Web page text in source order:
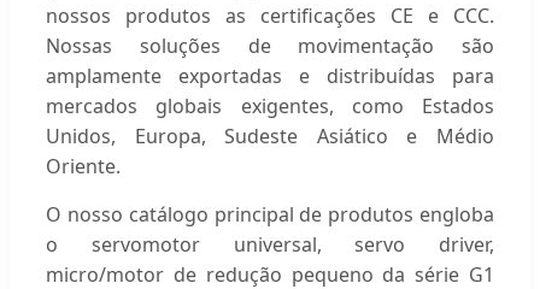
nossos produtos as certificações CE e CCC.
Nossas soluções de movimentação são
amplamente exportadas e distribuídas para
mercados globais exigentes, como Estados
Unidos, Europa, Sudeste Asiático e Médio
Oriente.
O nosso catálogo principal de produtos engloba
o servomotor universal, servo driver,
micro/motor de redução pequeno da série G1